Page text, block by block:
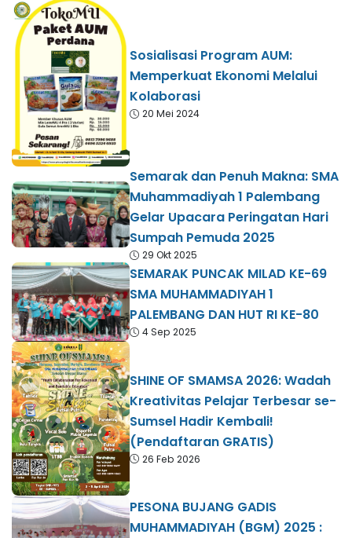
Sosialisasi Program AUM:
Memperkuat Ekonomi Melalui
Kolaborasi
20 Mei 2024
Semarak dan Penuh Makna: SMA
Muhammadiyah 1 Palembang
Gelar Upacara Peringatan Hari
Sumpah Pemuda 2025
29 Okt 2025
SEMARAK PUNCAK MILAD KE-69
SMA MUHAMMADIYAH 1
PALEMBANG DAN HUT RI KE-80
4 Sep 2025
SHINE OF SMAMSA 2026: Wadah
Kreativitas Pelajar Terbesar se-
Sumsel Hadir Kembali!
(Pendaftaran GRATIS)
26 Feb 2026
PESONA BUJANG GADIS
MUHAMMADIYAH (BGM) 2025 :